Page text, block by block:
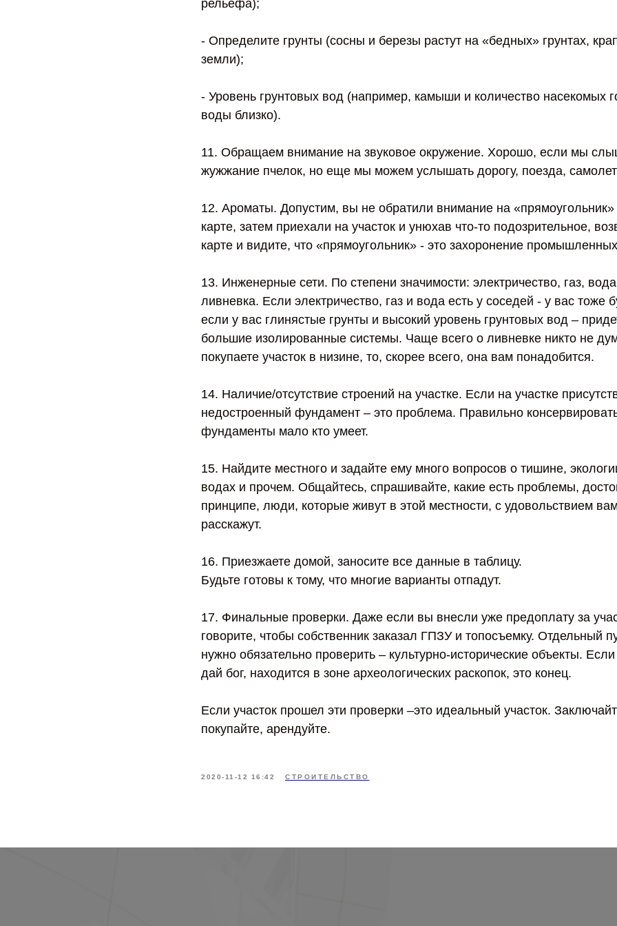
рельефа);
- Определите грунты (сосны и березы растут на «бедных» грунтах,
земли);
- Уровень грунтовых вод (например, камыши и количество насекомых
воды близко).
11. Обращаем внимание на звуковое окружение. Хорошо, если мы
жужжание пчелок, но еще мы можем услышать дорогу, поезда,
12. Ароматы. Допустим, вы не обратили внимание на «прямоугольник»
карте, затем приехали на участок и унюхав что-то подозрительное,
карте и видите, что «прямоугольник» - это захоронение
13. Инженерные сети. По степени значимости: электричество, газ,
ливневка. Если электричество, газ и вода есть у соседей - у вас тоже
если у вас глинястые грунты и высокий уровень грунтовых вод –
большие изолированные системы. Чаще всего о ливневке никто не
покупаете участок в низине, то, скорее всего, она вам понадобится.
14. Наличие/отсутствие строений на участке. Если на участке
недостроенный фундамент – это проблема. Правильно
фундаменты мало кто умеет.
15. Найдите местного и задайте ему много вопросов о тишине,
водах и прочем. Общайтесь, спрашивайте, какие есть проблемы,
принципе, люди, которые живут в этой местности, с удовольствием
расскажут.
16. Приезжаете домой, заносите все данные в таблицу.
Будьте готовы к тому, что многие варианты отпадут.
17. Финальные проверки. Даже если вы внесли уже предоплату за
говорите, чтобы собственник заказал ГПЗУ и топосъемку. Отдельный
нужно обязательно проверить – культурно-исторические объекты.
дай бог, находится в зоне археологических раскопок, это конец.
Если участок прошел эти проверки –это идеальный участок.
покупайте, арендуйте.
2020-11-12 16:42 СТРОИТЕЛЬСТВО